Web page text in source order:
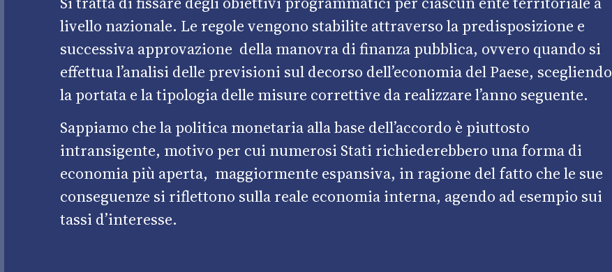
livello nazionale. Le regole vengono stabilite attraverso la predisposizione e
successiva approvazione della manovra di finanza pubblica, ovvero quando si
effettua l’analisi delle previsioni sul decorso dell’economia del Paese, scegliendo
la portata e la tipologia delle misure correttive da realizzare l’anno seguente.
Sappiamo che la politica monetaria alla base dell’accordo è piuttosto
intransigente, motivo per cui numerosi Stati richiederebbero una forma di
economia più aperta, maggiormente espansiva, in ragione del fatto che le sue
conseguenze si riflettono sulla reale economia interna, agendo ad esempio sui
tassi d’interesse.